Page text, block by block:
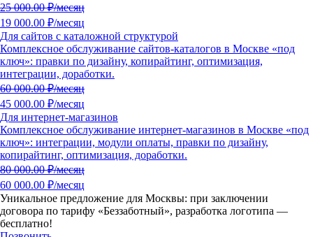
25 000.00₽/месяц
19 000.00 ₽/месяц
Для сайтов с каталожной структурой
Комплексное обслуживание сайтов-каталогов в Москве «под
ключ»: правки по дизайну, копирайтинг, оптимизация,
интеграции, доработки.
60 000.00₽/месяц
45 000.00 ₽/месяц
Для интернет-магазинов
Комплексное обслуживание интернет-магазинов в Москве «под
ключ»: интеграции, модули оплаты, правки по дизайну,
копирайтинг, оптимизация, доработки.
80 000.00₽/месяц
60 000.00 ₽/месяц
Уникальное предложение для Москвы: при заключении
договора по тарифу «Беззаботный», разработка логотипа —
бесплатно!